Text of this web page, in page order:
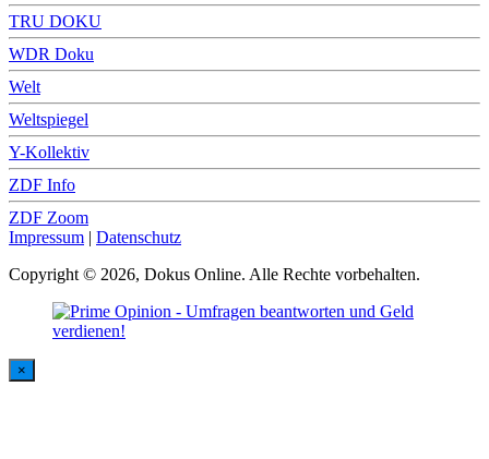
TRU DOKU
WDR Doku
Welt
Weltspiegel
Y-Kollektiv
ZDF Info
ZDF Zoom
Impressum | Datenschutz
Copyright © 2026, Dokus Online. Alle Rechte vorbehalten.
×